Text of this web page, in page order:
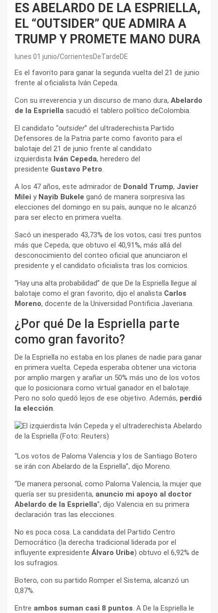
ES ABELARDO DE LA ESPRIELLA,
EL “OUTSIDER” QUE ADMIRA A
TRUMP Y PROMETE MANO DURA
lunes 01 junio CorrientesDeTardeDE
Es el favorito para ganar la segunda vuelta del 21 de junio
frente al oficialista Iván Cepeda.
Con su irreverencia y un discurso de mano dura, Abelardo
de la Espriella sacudió el tablero político deColombia.
El candidato “outsider” del ultraderechista Partido
Defensores de la Patria parte como favorito para el
balotaje del 21 de junio frente al candidato
izquierdista Iván Cepeda, heredero del
presidente Gustavo Petro.
A los 47 años, este admirador de Donald Trump, Javier
Milei y Nayib Bukele ganó de manera sorpresiva las
elecciones del domingo en su país, aunque no le alcanzó
para ser electo en primera vuelta.
Sacó un inesperado 43,73% de los votos, casi tres puntos
más que Cepeda, que obtuvo el 40,91%, más allá del
desconocimiento del conteo oficial que anunciaron el
presidente y el candidato oficialista tras los comicios.
“Hay una alta probabilidad” de que De la Espriella llegue al
balotaje como el gran favorito, dijo el analista Carlos
Moreno, docente de la Universidad Pontificia Javeriana.
¿Por qué De la Espriella parte
como gran favorito?
De la Espriella no estaba en los planes de nadie para ganar
en primera vuelta. Cepeda esperaba obtener una victoria
por amplio margen y arañar un 50% más uno de los votos
que lo posicionara como virtual ganador en el balotaje.
Pero no solo quedó lejos de ese objetivo. Además, perdió
la elección.
“Los votos de Paloma Valencia y los de Santiago Botero
se irán con Abelardo de la Espriella”, dijo Moreno.
“De manera personal, como Paloma Valencia, la mujer que
quería ser su presidenta, anuncio mi apoyo al doctor
Abelardo de la Espriella”, dijo Valencia en su primera
declaración tras las elecciones.
No es poca cosa. La candidata del Partido Centro
Democrático (la derecha tradicional liderada por el
influyente expresidente Álvaro Uribe) obtuvo el 6,92% de
los sufragios.
Botero, con su partido Romper el Sistema, alcanzó un
0,87%.
Entre ambos suman casi 8 puntos. A De la Espriella le